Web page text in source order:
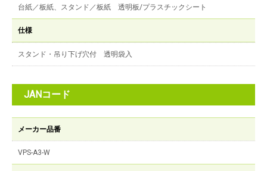
台紙／板紙、スタンド／板紙 透明板/プラスチックシート
仕様
スタンド・吊り下げ穴付 透明袋入
JANコード
メーカー品番
VPS-A3-W